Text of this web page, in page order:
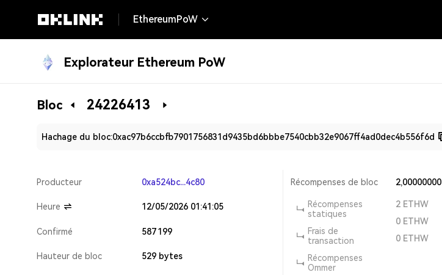
EthereumPoW
Explorateur Ethereum PoW
Bloc 24226413
Hachage du bloc:0xac97b6ccbfb7901756831d9435bd6bbbe7540cbb32e9067ff4ad0dec4b556f6d
Producteur 0xa524bc...4c80
Heure 12/05/2026 01:41:05
Confirmé 587 199
Hauteur de bloc 529 bytes
Récompenses de bloc
Récompenses
statiques
Frais de
transaction
Récompenses
Ommer
2,00000000
2 ETHW
0 ETHW
0 ETHW